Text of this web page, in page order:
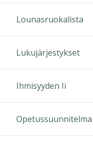
Lounasruokalista
Lukujärjestykset
Ihmisyyden Ii
Opetussuunnitelma